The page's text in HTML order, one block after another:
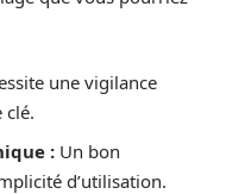
une vigilance
clé.
: Un bon
d’utilisation.